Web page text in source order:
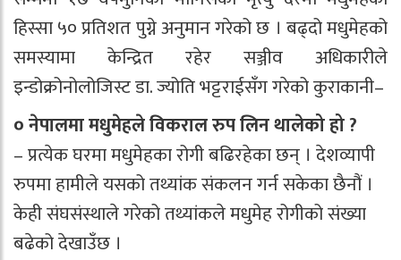
हिस्सा ५० प्रतिशत पुग्ने अनुमान गरेको छ । बढ्दो मधुमेहको
समस्यामा केन्द्रित रहेर सञ्जीव अधिकारीले
इन्डोक्रोनोलोजिस्ट डा. ज्योति भट्टराईसँग गरेको कुराकानी–
० नेपालमा मधुमेहले विकराल रुप लिन थालेको हो ?
– प्रत्येक घरमा मधुमेहका रोगी बढिरहेका छन् । देशव्यापी
रुपमा हामीले यसको तथ्यांक संकलन गर्न सकेका छैनौं ।
केही संघसंस्थाले गरेको तथ्यांकले मधुमेह रोगीको संख्या
बढेको देखाउँछ ।